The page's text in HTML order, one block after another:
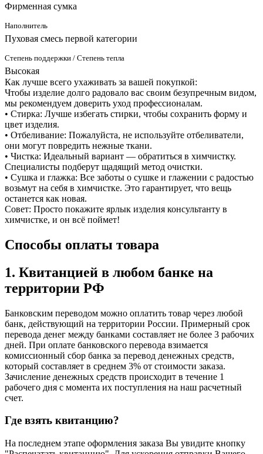
Фирменная сумка
Наполнитель
Пуховая смесь первой категории
Степень поддержки / Степень тепла
Высокая
Как лучше всего ухаживать за вашей покупкой:
Чтобы изделие долго радовало вас своим безупречным видом,
мы рекомендуем доверить уход профессионалам.
• Стирка: Лучше избегать стирки, чтобы сохранить форму и
цвет изделия.
• Отбеливание: Пожалуйста, не используйте отбеливатели,
они могут повредить нежные ткани.
• Чистка: Идеальный вариант — обратиться в химчистку.
Специалисты подберут щадящий метод очистки.
• Сушка и глажка: Все заботы о сушке и глажении с радостью
возьмут на себя в химчистке. Это гарантирует, что вещь
останется как новая.
Совет: Просто покажите ярлык изделия консультанту в
химчистке, и он всё поймет!
Способы оплаты товара
1. Квитанцией в любом банке на
территории РФ
Банковским переводом можно оплатить товар через любой
банк, действующий на территории России. Примерный срок
перевода денег между банками составляет не более 3 рабочих
дней. ​При оплате банковского перевода взимается
комиссионный сбор банка за перевод денежных средств,
который составляет в среднем 3% от стоимости заказа.
Зачисление денежных средств происходит в течение 1
рабочего дня с момента их поступления на наш расчетный
счет.
Где взять квитанцию?
На последнем этапе оформления заказа Вы увидите кнопку